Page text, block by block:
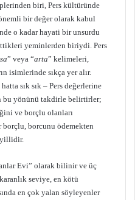
biri, Pers kültüründe
bir değer olarak kabul
o kadar hayati bir unsurdu
yeminlerden biriydi. Pers
” veya “arta” kelimeleri,
isimlerinde sıkça yer alır.
sık sık – Pers değerlerine
bu yönünü takdirle belirtirler;
ve borçlu olanları
borcunu ödemekten
Evi” olarak bilinir ve üç
seviye, en kötü
en çok yalan söyleyenler